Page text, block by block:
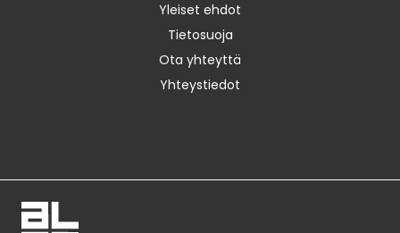
Yleiset ehdot
Tietosuoja
Ota yhteyttä
Yhteystiedot